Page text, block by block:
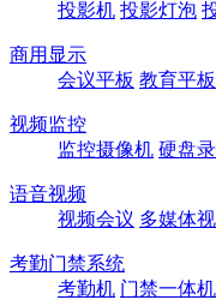
投影机 投影灯泡
商用显示
会议平板 教育平板
视频监控
监控摄像机 硬盘
语音视频
视频会议 多媒体
考勤门禁系统
考勤机 门禁一体机